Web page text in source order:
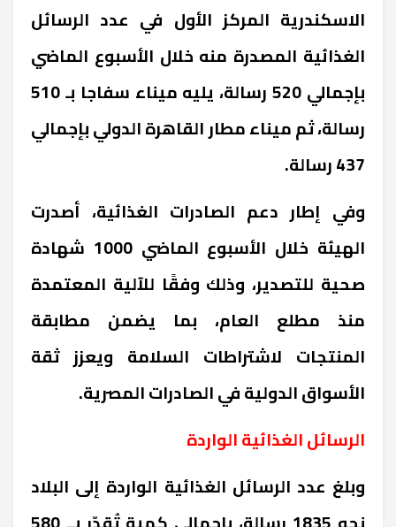
الاسكندرية المركز الأول في عدد الرسائل
الغذائية المصدرة منه خلال الأسبوع الماضي
بإجمالي 520 رسالة، يليه ميناء سفاجا بـ 510
رسالة، ثم ميناء مطار القاهرة الدولي بإجمالي
437 رسالة.
وفي إطار دعم الصادرات الغذائية، أصدرت
الهيئة خلال الأسبوع الماضي 1000 شهادة
صحية للتصدير، وذلك وفقًا للآلية المعتمدة
منذ مطلع العام، بما يضمن مطابقة
المنتجات لاشتراطات السلامة ويعزز ثقة
الأسواق الدولية في الصادرات المصرية.
الرسائل الغذائية الواردة
وبلغ عدد الرسائل الغذائية الواردة إلى البلاد